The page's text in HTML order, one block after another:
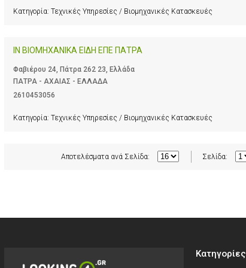
Κατηγορία: Τεχνικές Υπηρεσίες / Βιομηχανικές Κατασκευές
ΙΝ ΒΙΟΜΗΧΑΝΙΚΑ ΕΙΔΗ ΕΠΕ ΠΑΤΡΑ
Φαβιέρου 24, Πάτρα 262 23, Ελλάδα
ΠΑΤΡΑ - ΑΧΑΙΑΣ - ΕΛΛΑΔΑ
2610453056
Κατηγορία: Τεχνικές Υπηρεσίες / Βιομηχανικές Κατασκευές
Αποτελέσματα ανά Σελίδα: Σελίδα:
Κατηγορίες